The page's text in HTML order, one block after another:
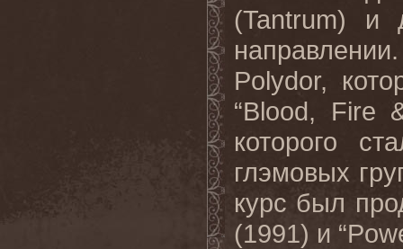
(Tantrum) и
Polydor,
“Blood, Fire
которого
глэмовых
курс был
(1991) и